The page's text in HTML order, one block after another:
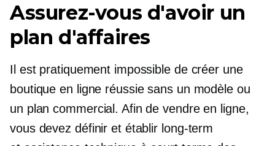
Assurez-vous d'avoir un
plan d'affaires
Il est pratiquement impossible de créer une
boutique en ligne réussie sans un modèle ou
un plan commercial. Afin de vendre en ligne,
vous devez définir et établir long-term